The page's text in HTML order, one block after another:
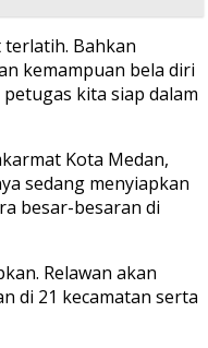
Bahkan
kemampuan bela diri
kita siap dalam
Kota Medan,
sedang menyiapkan
besar-besaran di
Relawan akan
di 21 kecamatan serta